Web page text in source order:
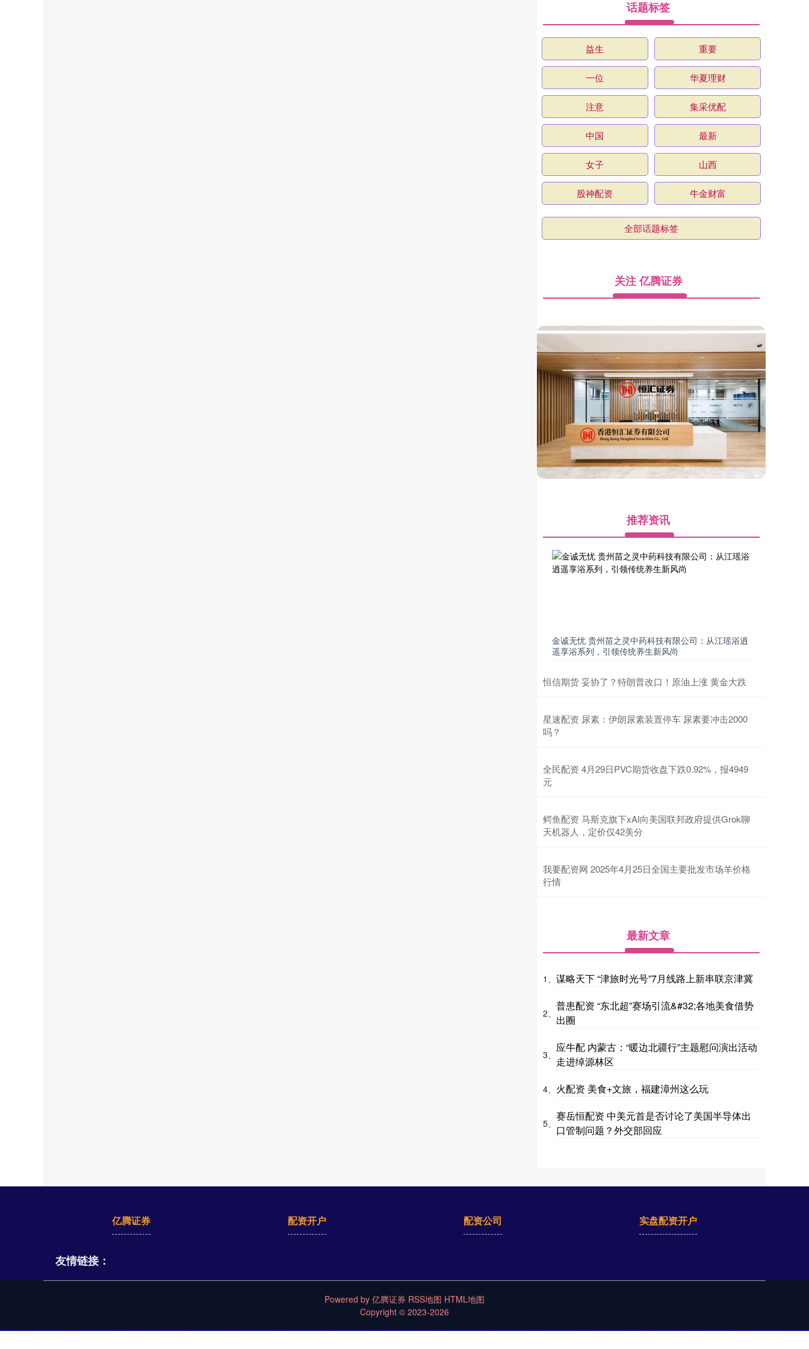
话题标签
益生 重要
一位 华夏理财
注意 集采优配
中国 最新
女子 山西
股神配资 牛金财富
全部话题标签
关注 亿腾证券
推荐资讯
金诚无忧 贵州苗之灵中药科技有限公司：从江瑶浴逍
遥享浴系列，引领传统养生新风尚
恒信期货 妥协了？特朗普改口！原油上涨 黄金大跌
星速配资 尿素：伊朗尿素装置停车 尿素要冲击2000
吗？
全民配资 4月29日PVC期货收盘下跌0.92%，报4949
元
鳄鱼配资 马斯克旗下xAI向美国联邦政府提供Grok聊
天机器人，定价仅42美分
我要配资网 2025年4月25日全国主要批发市场羊价格
行情
最新文章
1、 谋略天下 “津旅时光号”7月线路上新串联京津冀
2、
普患配资 “东北超”赛场引流&#32;各地美食借势
出圈
3、
应牛配 内蒙古：“暖边北疆行”主题慰问演出活动
走进绰源林区
4、 火配资 美食+文旅，福建漳州这么玩
5、
赛岳恒配资 中美元首是否讨论了美国半导体出
口管制问题？外交部回应
亿腾证券 配资开户 配资公司 实盘配资开户
友情链接：
Powered by 亿腾证券 RSS地图 HTML地图
Copyright © 2023-2026